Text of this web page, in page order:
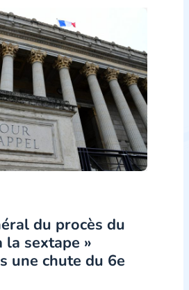
du procès du
la sextape »
une chute du 6e